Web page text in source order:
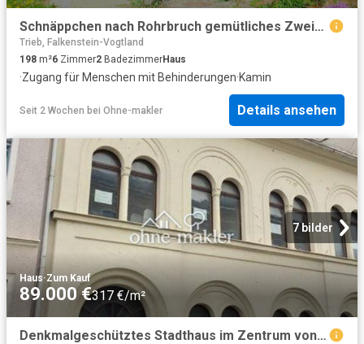
Schnäppchen nach Rohrbruch gemütliches Zweifamilienhaus mit Fernblick in Klingenthal
Trieb, Falkenstein-Vogtland
198 m²6 Zimmer2 BadezimmerHaus
·Zugang für Menschen mit Behinderungen·Kamin
Seit 2 Wochen bei Ohne-makler Details ansehen
7 bilder
Haus·Zum Kauf
89.000 €317 €/m²
Denkmalgeschütztes Stadthaus im Zentrum von Oelsnitz